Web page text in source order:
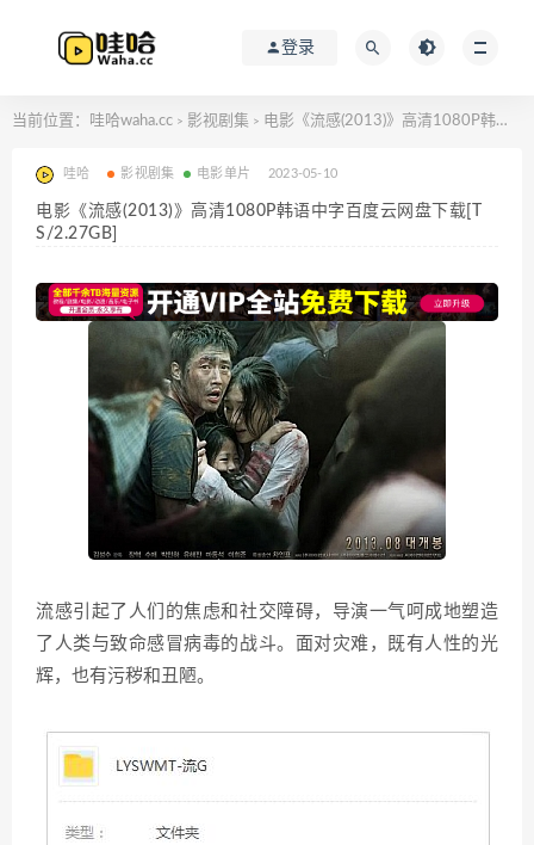
登录
当前位置： 哇哈waha.cc > 影视剧集 > 电影《流感(2013)》高清1080P韩语中字百度云网盘下载[TS/2.27GB]
哇哈 影视剧集 电影单片 2023-05-10
电影《流感(2013)》高清1080P韩语中字百度云网盘下载[T
S/2.27GB]
流感引起了人们的焦虑和社交障碍，导演一气呵成地塑造
了人类与致命感冒病毒的战斗。面对灾难，既有人性的光
辉，也有污秽和丑陋。